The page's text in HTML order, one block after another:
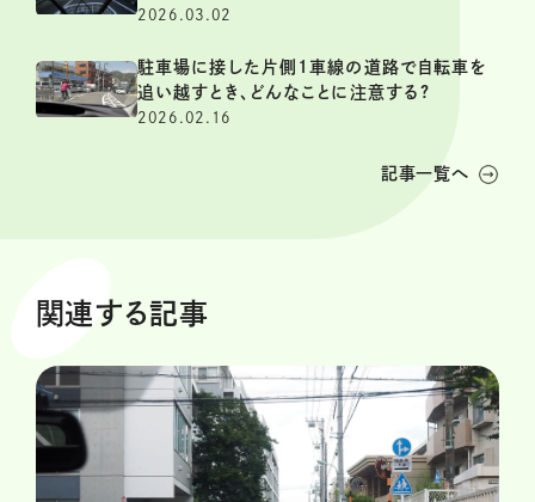
2026.03.02
駐車場に接した片側1車線の道路で自転車を
追い越すとき、どんなことに注意する?
2026.02.16
記事一覧へ
関連する記事